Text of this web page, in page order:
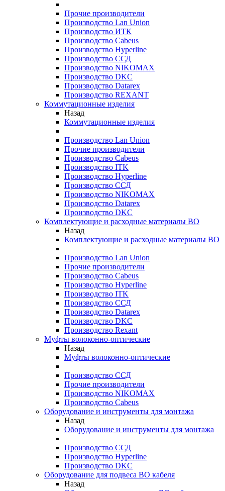
Прочие производители
Производство Lan Union
Производство ИТК
Производство Cabeus
Производство Hyperline
Производство ССД
Производство NIKOMAX
Производство DKC
Производство Datarex
Производство REXANT
Коммутационные изделия
Назад
Коммутационные изделия
Производство Lan Union
Прочие производители
Производство Cabeus
Производство ITK
Производство Hyperline
Производство ССД
Производство NIKOMAX
Производство Datarex
Производство DKC
Комплектующие и расходные материалы ВО
Назад
Комплектующие и расходные материалы ВО
Производство Lan Union
Прочие производители
Производство Cabeus
Производство Hyperline
Производство ITK
Производство ССД
Производство Datarex
Производство DKC
Производство Rexant
Муфты волоконно-оптические
Назад
Муфты волоконно-оптические
Производство ССД
Прочие производители
Производство NIKOMAX
Производство Cabeus
Оборудование и инструменты для монтажа
Назад
Оборудование и инструменты для монтажа
Производство ССД
Производство Hyperline
Производство DKC
Оборудование для подвеса ВО кабеля
Назад